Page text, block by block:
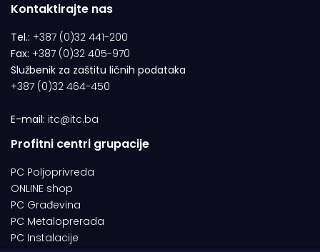
Kontaktirajte nas
Tel.: +387 (0)32 441-200
Fax: +387 (0)32 405-970
Službenik za zaštitu ličnih podataka
+387 (0)32 464-450
E-mail: itc@itc.ba
Profitni centri grupacije
PC Poljoprivreda
ONLINE shop
PC Građevina
PC Metaloprerada
PC Instalacije